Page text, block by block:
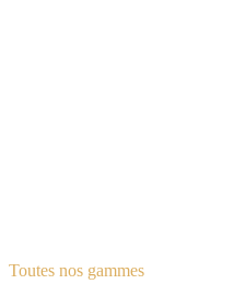
Toutes nos gammes